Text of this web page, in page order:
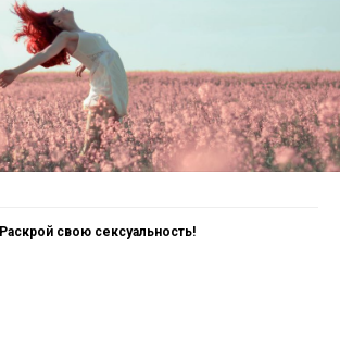
Раскрой свою сексуальность!